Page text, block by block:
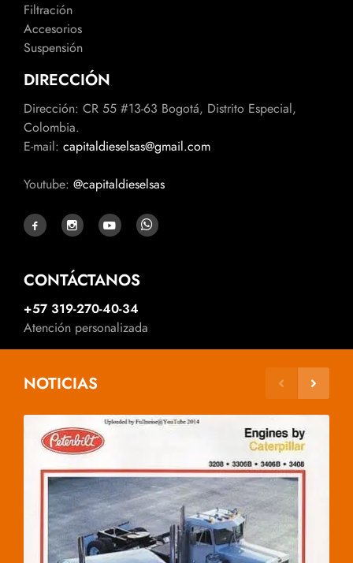
Filtración
Accesorios
Suspensión
DIRECCIÓN
Dirección: CR 55 #13-63 Bogotá, Distrito Especial,
Colombia.
E-mail: capitaldieselsas@gmail.com
Youtube: @capitaldieselsas
CONTÁCTANOS
+57 319-270-40-34
Atención personalizada
NOTICIAS